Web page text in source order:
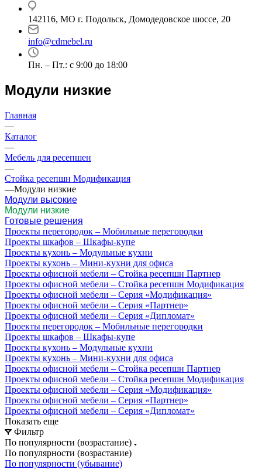
142116, МО г. Подольск, Домодедовское шоссе, 20
info@cdmebel.ru
Пн. – Пт.: с 9:00 до 18:00
Модули низкие
Главная
—
Каталог
—
Мебель для ресепшен
—
Стойка ресепшн Модификация
—Модули низкие
Модули высокие
Модули низкие
Готовые решения
Проекты перегородок – Мобильные перегородки
Проекты шкафов – Шкафы-купе
Проекты кухонь – Модульные кухни
Проекты кухонь – Мини-кухни для офиса
Проекты офисной мебели – Стойка ресепшн Партнер
Проекты офисной мебели – Стойка ресепшн Модификация
Проекты офисной мебели – Серия «Модификация»
Проекты офисной мебели – Серия «Партнер»
Проекты офисной мебели – Серия «Дипломат»
Проекты перегородок – Мобильные перегородки
Проекты шкафов – Шкафы-купе
Проекты кухонь – Модульные кухни
Проекты кухонь – Мини-кухни для офиса
Проекты офисной мебели – Стойка ресепшн Партнер
Проекты офисной мебели – Стойка ресепшн Модификация
Проекты офисной мебели – Серия «Модификация»
Проекты офисной мебели – Серия «Партнер»
Проекты офисной мебели – Серия «Дипломат»
Показать еще
Фильтр
По популярности (возрастание)
По популярности (возрастание)
По популярности (убывание)